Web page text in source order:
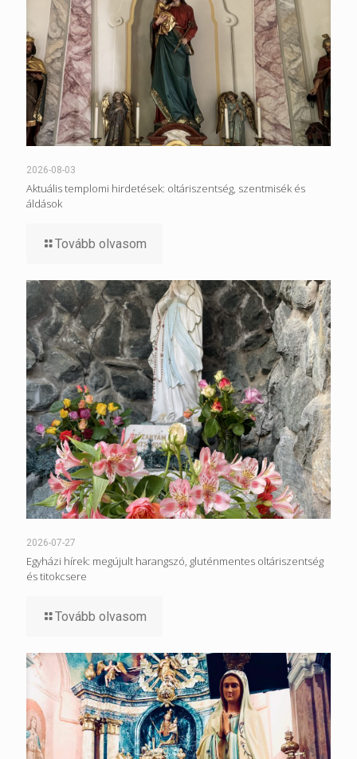
2026-08-03
Aktuális templomi hirdetések: oltáriszentség, szentmisék és
áldások
Tovább olvasom
2026-07-27
Egyházi hírek: megújult harangszó, gluténmentes oltáriszentség
és titokcsere
Tovább olvasom